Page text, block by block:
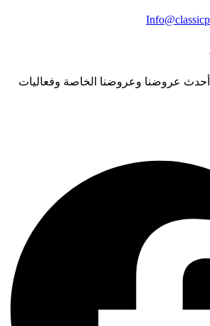
عروضنا وعروضنا الخاصة وفعاليات